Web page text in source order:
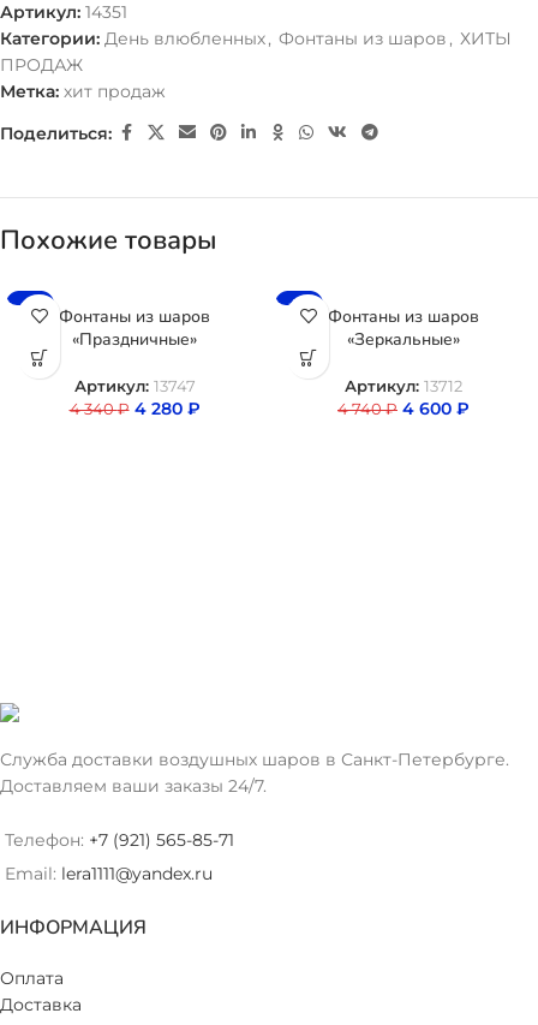
Артикул: 14351
Категории: День влюбленных, Фонтаны из шаров , ХИТЫ
ПРОДАЖ
Метка: хит продаж
Поделиться:
Похожие товары
-1%
Фонтаны из шаров
«Праздничные»
Артикул: 13747
4 340₽ 4 280 ₽
-3%
Фонтаны из шаров
«Зеркальные»
Артикул: 13712
4 740₽ 4 600 ₽
Служба доставки воздушных шаров в Санкт-Петербурге.
Доставляем ваши заказы 24/7.
Телефон: +7 (921) 565-85-71
Email: lera1111@yandex.ru
ИНФОРМАЦИЯ
Оплата
Доставка